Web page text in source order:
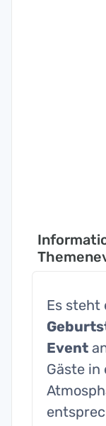
Es steht
Event
Gäste in